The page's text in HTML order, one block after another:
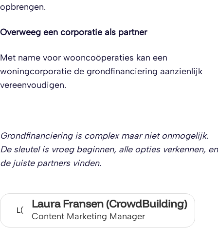
opbrengen.
Overweeg een corporatie als partner
Met name voor wooncoöperaties kan een
woningcorporatie de grondfinanciering aanzienlijk
vereenvoudigen.
Grondfinanciering is complex maar niet onmogelijk.
De sleutel is vroeg beginnen, alle opties verkennen, en
de juiste partners vinden.
L( Laura Fransen (CrowdBuilding)
Content Marketing Manager